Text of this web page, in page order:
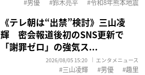
男優 鈴木亮平 令和8年熊本地震
《テレ朝は“出禁”検討》三山凌
輝 密会報道後初のSNS更新で
「謝罪ゼロ」の強気ス...
2026/08/05 15:20 エンタメニュース
三山凌輝 男優 趣里